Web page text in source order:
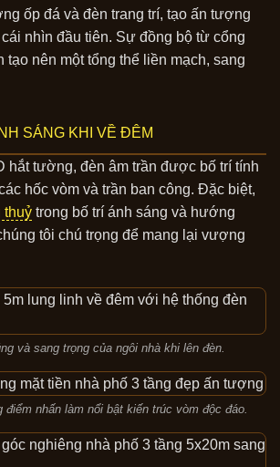
ốp đá và đèn trang trí, tạo ấn tượng
nhìn đầu tiên. Sự đồng bộ từ cổng
tạo nên một tổng thể liền mạch, sang
SÁNG KHI VỀ ĐÊM
hắt tường, đèn âm trần được bố trí tính
hốc vòm và trần ban công. Đặc biệt,
thuỷ trong bố trí ánh sáng và hướng
tôi chú trọng để mang lại vượng
và sang trọng của ngôi nhà khi lên đèn.
điểm nhấn làm nổi bật kiến trúc vòm độc đáo.